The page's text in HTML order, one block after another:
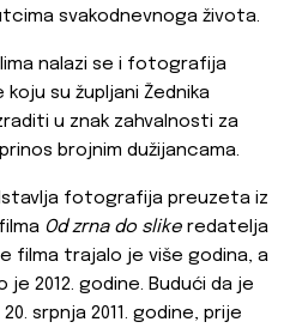
svakodnevnoga života.
nalazi se i fotografija
su župljani Žednika
u znak zahvalnosti za
brojnim dužijancama.
fotografija preuzeta iz
Od zrna do slike redatelja
filma trajalo je više godina, a
2012. godine. Budući da je
srpnja 2011. godine, prije